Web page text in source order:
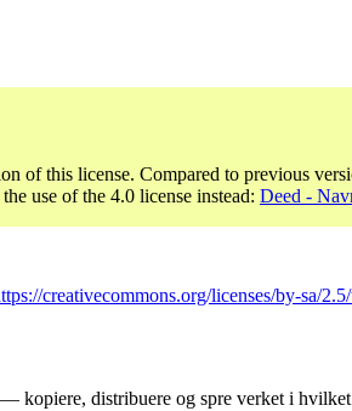
of this license. Compared to previous
use of the 4.0 license instead: Deed -
creativecommons.org/licenses/by-sa/
— kopiere, distribuere og spre verket i